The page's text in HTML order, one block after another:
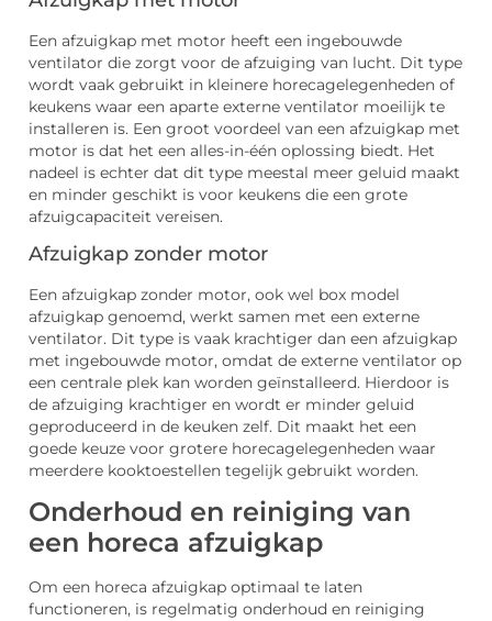
Een afzuigkap met motor heeft een ingebouwde
ventilator die zorgt voor de afzuiging van lucht. Dit type
wordt vaak gebruikt in kleinere horecagelegenheden of
keukens waar een aparte externe ventilator moeilijk te
installeren is. Een groot voordeel van een afzuigkap met
motor is dat het een alles-in-één oplossing biedt. Het
nadeel is echter dat dit type meestal meer geluid maakt
en minder geschikt is voor keukens die een grote
afzuigcapaciteit vereisen.
Afzuigkap zonder motor
Een afzuigkap zonder motor, ook wel box model
afzuigkap genoemd, werkt samen met een externe
ventilator. Dit type is vaak krachtiger dan een afzuigkap
met ingebouwde motor, omdat de externe ventilator op
een centrale plek kan worden geïnstalleerd. Hierdoor is
de afzuiging krachtiger en wordt er minder geluid
geproduceerd in de keuken zelf. Dit maakt het een
goede keuze voor grotere horecagelegenheden waar
meerdere kooktoestellen tegelijk gebruikt worden.
Onderhoud en reiniging van
een horeca afzuigkap
Om een horeca afzuigkap optimaal te laten
functioneren, is regelmatig onderhoud en reiniging